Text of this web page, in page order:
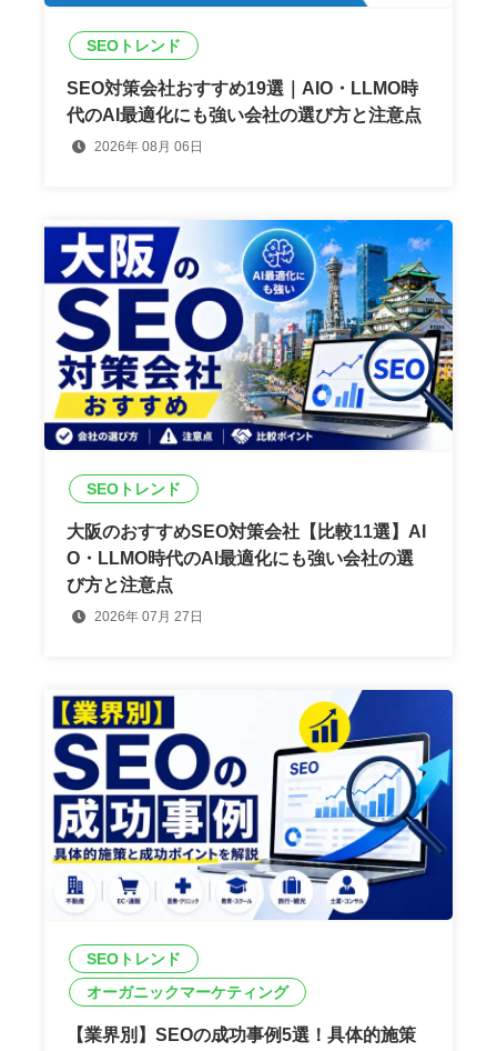
SEOトレンド
SEO対策会社おすすめ19選｜AIO・LLMO時
代のAI最適化にも強い会社の選び方と注意点
2026年 08月 06日
SEOトレンド
大阪のおすすめSEO対策会社【比較11選】AI
O・LLMO時代のAI最適化にも強い会社の選
び方と注意点
2026年 07月 27日
SEOトレンド
オーガニックマーケティング
【業界別】SEOの成功事例5選！具体的施策